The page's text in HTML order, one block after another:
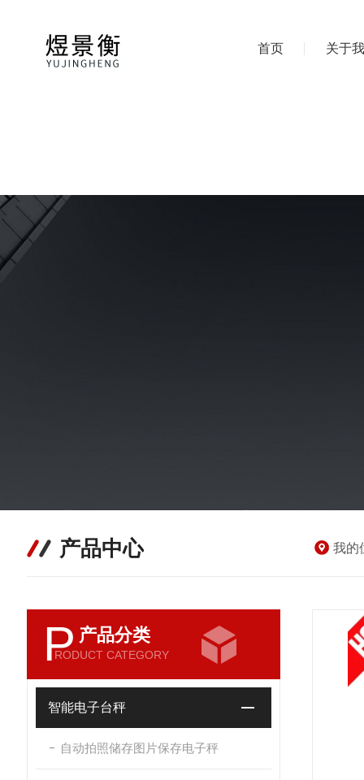
首页 关于
产品中心 我的
P 产品分类
RODUCT CATEGORY
智能电子台秤
自动拍照储存图片保存电子秤